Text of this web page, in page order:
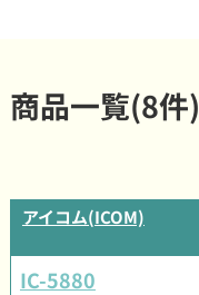
商品一覧(8件)
アイコム(ICOM)
IC-5880